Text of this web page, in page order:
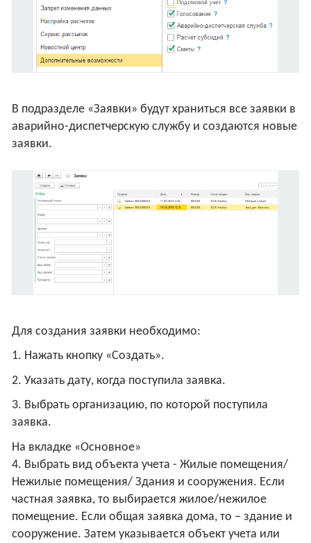
В подразделе «Заявки» будут храниться все заявки в
аварийно-диспетчерскую службу и создаются новые
заявки.
Для создания заявки необходимо:
1. Нажать кнопку «Создать».
2. Указать дату, когда поступила заявка.
3. Выбрать организацию, по которой поступила
заявка.
На вкладке «Основное»
4. Выбрать вид объекта учета - Жилые помещения/
Нежилые помещения/ Здания и сооружения. Если
частная заявка, то выбирается жилое/нежилое
помещение. Если общая заявка дома, то – здание и
сооружение. Затем указывается объект учета или